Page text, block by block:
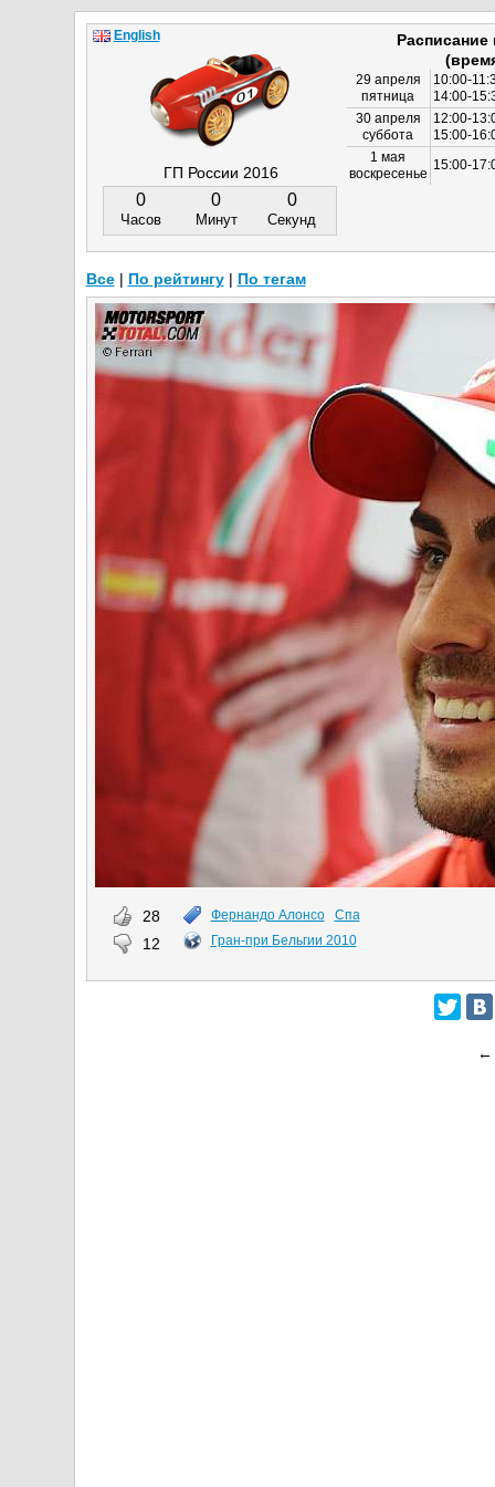
28
12
Фернандо Алонсо
Спа
Гран-при Бельгии 2010
ГП России 2016
0
Часов
0
Минут
0
Секунд
29 апреля
пятница
10:00-
14:00-
30 апреля
суббота
12:00-
15:00-
1 мая
воскресенье
15:00-
English
Все| По рейтингу| По тегам